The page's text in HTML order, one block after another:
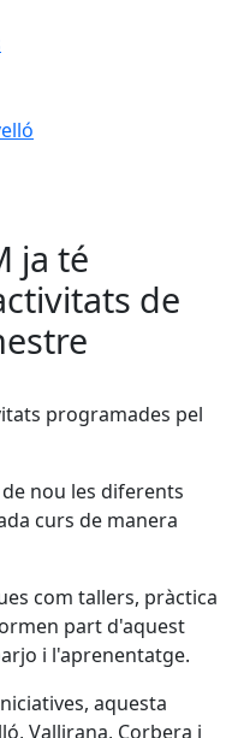
ja té
de
programades pel
nou les diferents
curs de manera
com tallers, pràctica
part d'aquest
i l'aprenentatge.
aquesta
Vallirana, Corbera i